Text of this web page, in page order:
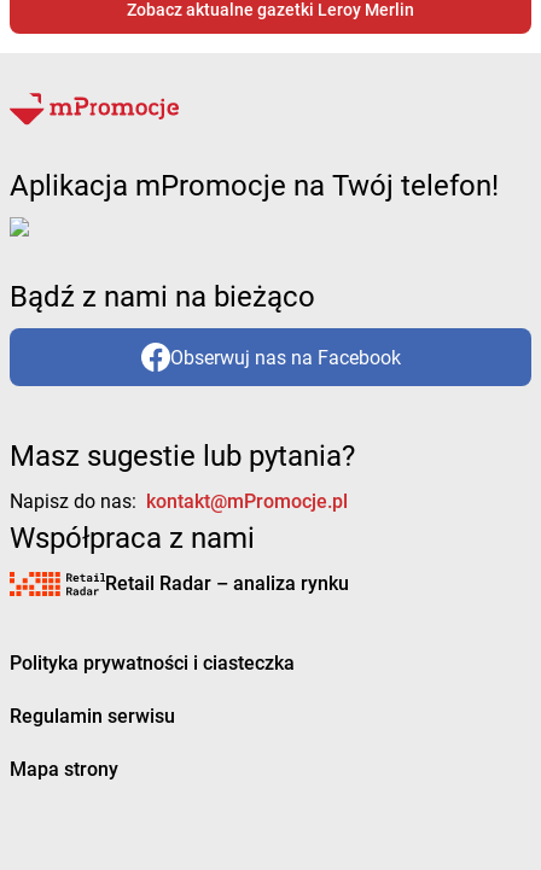
Zobacz aktualne gazetki Leroy Merlin
Aplikacja mPromocje na Twój telefon!
Bądź z nami na bieżąco
Obserwuj nas na Facebook
Masz sugestie lub pytania?
Napisz do nas: kontakt@mPromocje.pl
Współpraca z nami
Retail Radar – analiza rynku
Polityka prywatności i ciasteczka
Regulamin serwisu
Mapa strony